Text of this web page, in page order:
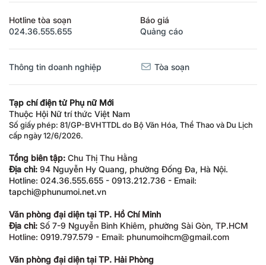
Hotline tòa soạn
024.36.555.655
Báo giá
Quảng cáo
Thông tin doanh nghiệp Tòa soạn
Tạp chí điện tử Phụ nữ Mới
Thuộc Hội Nữ trí thức Việt Nam
Số giấy phép: 81/GP-BVHTTDL do Bộ Văn Hóa, Thể Thao và Du Lịch
cấp ngày 12/6/2026.
Tổng biên tập: Chu Thị Thu Hằng
Địa chỉ: 94 Nguyễn Hy Quang, phường Đống Đa, Hà Nội.
Hotline: 024.36.555.655 - 0913.212.736 - Email:
tapchi@phunumoi.net.vn
Văn phòng đại diện tại TP. Hồ Chí Minh
Địa chỉ: Số 7-9 Nguyễn Bỉnh Khiêm, phường Sài Gòn, TP.HCM
Hotline: 0919.797.579 - Email: phunumoihcm@gmail.com
Văn phòng đại diện tại TP. Hải Phòng